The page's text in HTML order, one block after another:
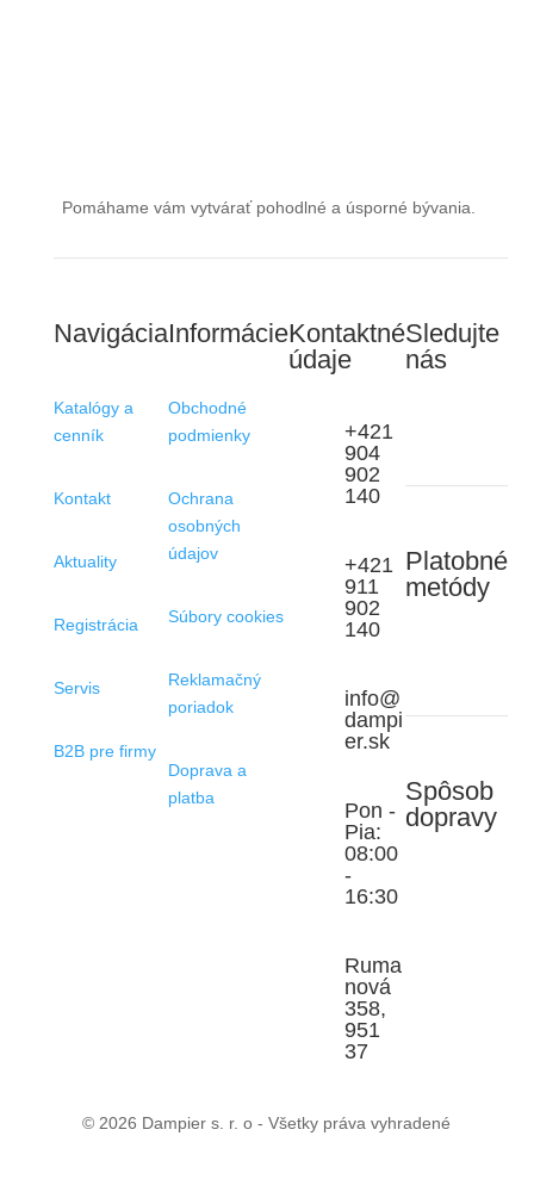
Pomáhame vám vytvárať pohodlné a úsporné bývania.
Navigácia
Katalógy a
cenník
Kontakt
Aktuality
Registrácia
Servis
B2B pre firmy
Informácie
Obchodné
podmienky
Ochrana
osobných
údajov
Súbory cookies
Reklamačný
poriadok
Doprava a
platba
Kontaktné
údaje
+421
904
902
140
+421
911
902
140
info@
dampi
er.sk
Pon -
Pia:
08:00
-
16:30
Ruma
nová
358,
951
37
Sledujte
nás
Platobné
metódy
Spôsob
dopravy
© 2026 Dampier s. r. o - Všetky práva vyhradené